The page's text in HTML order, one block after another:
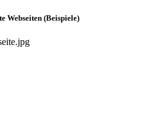
Webseiten (Beispiele)